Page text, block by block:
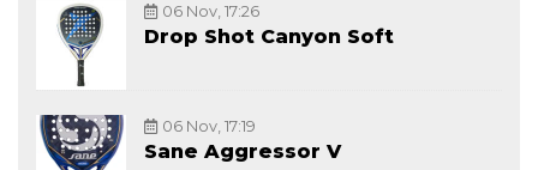
06 Nov, 17:26
Drop Shot Canyon Soft
06 Nov, 17:19
Sane Aggressor V